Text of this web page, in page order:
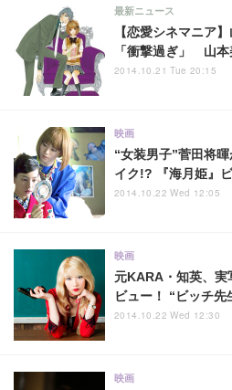
【恋愛シネマニア
「衝撃過ぎ」 山本
最新ニュース
2014.10.21 Tue 20:15
“女装男子”菅田将
イク!? 『海月姫』
映画
2014.10.22 Wed 12:05
元KARA・知英、実
ビュー！ “ビッチ先
映画
2014.10.22 Wed 12:30
映画